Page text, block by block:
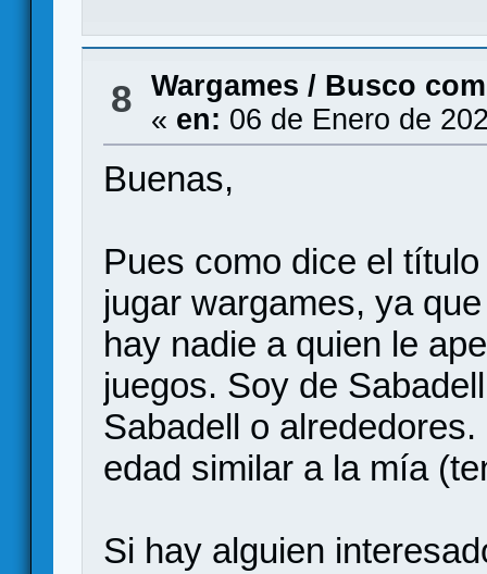
8 Wargames / Busco
« en: 06 de Enero de
Buenas,
Pues como dice el
jugar wargames, ya
hay nadie a quien le
juegos. Soy de
Sabadell o
edad similar a la mía
Si hay alguien